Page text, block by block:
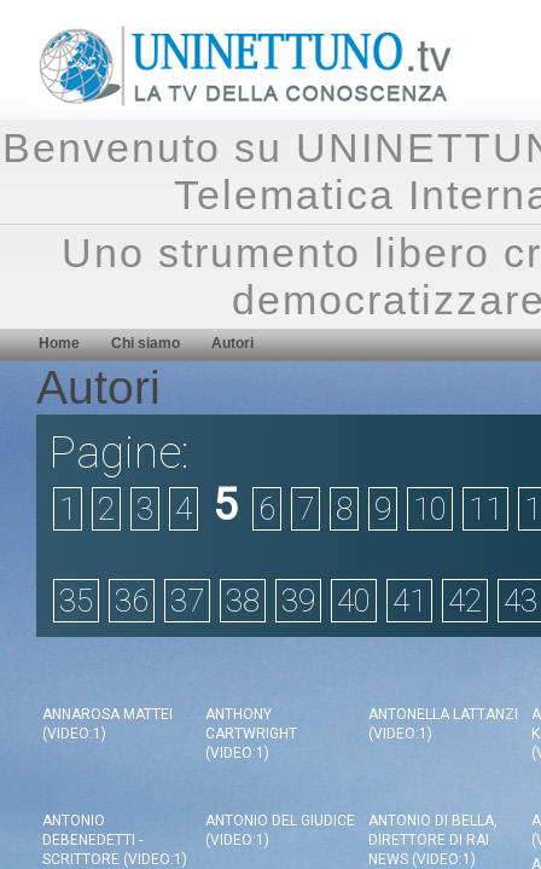
Benvenuto su
Telematica
Uno strumento libero
Home Chi siamo Autori
Autori
Pagine:
1 2 3 4 5 6 7 8 9 10 11
35 36 37 38 39 40 41 42 43
ANNAROSA MATTEI
(VIDEO:1)
ANTHONY
CARTWRIGHT
(VIDEO:1)
ANTONELLA LATTANZI
(VIDEO:1)
ANTONIO
DEBENEDETTI -
SCRITTORE (VIDEO:1)
ANTONIO DEL GIUDICE
(VIDEO:1)
ANTONIO DI BELLA,
DIRETTORE DI RAI
NEWS (VIDEO:1)